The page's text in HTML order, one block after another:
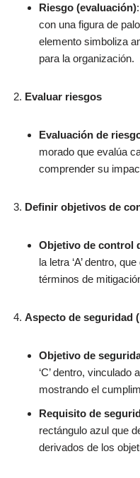
Riesgo (evaluación)
con una figura de
elemento simboliza
para la organización.
Evaluar riesgos
Evaluación de
morado que evalúa
comprender su
Definir objetivos de
Objetivo de control
la letra ‘A’ dentro,
términos de
Aspecto de seguridad
Objetivo de
‘C’ dentro,
mostrando el
Requisito de
rectángulo azul que
derivados de los